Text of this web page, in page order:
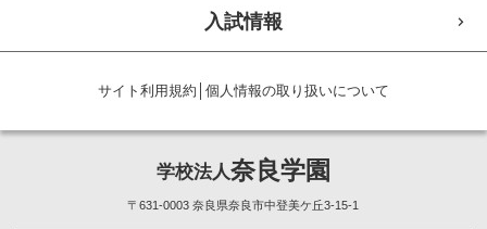
入試情報
サイト利用規約 個人情報の取り扱いについて
学校法人奈良学園
〒631-0003 奈良県奈良市中登美ケ丘3-15-1